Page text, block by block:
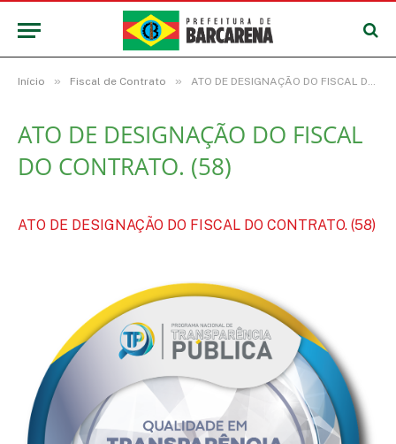
Início » Fiscal de Contrato » ATO DE DESIGNAÇÃO DO FISCAL DO CONTRATO. (58)
ATO DE DESIGNAÇÃO DO FISCAL
DO CONTRATO. (58)
ATO DE DESIGNAÇÃO DO FISCAL DO CONTRATO. (58)